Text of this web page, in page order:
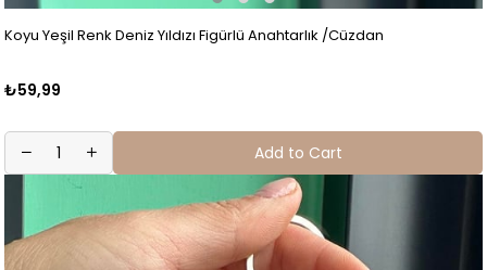
Koyu Yeşil Renk Deniz Yıldızı Figürlü Anahtarlık /Cüzdan
₺59,99
Add to Cart